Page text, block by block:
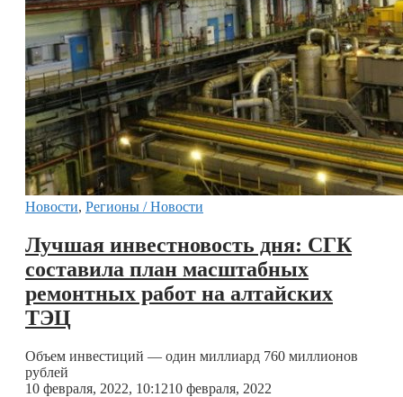
Новости, Регионы / Новости
Лучшая инвестновость дня: СГК
составила план масштабных
ремонтных работ на алтайских
ТЭЦ
Объем инвестиций — один миллиард 760 миллионов
рублей
10 февраля, 2022, 10:1210 февраля, 2022